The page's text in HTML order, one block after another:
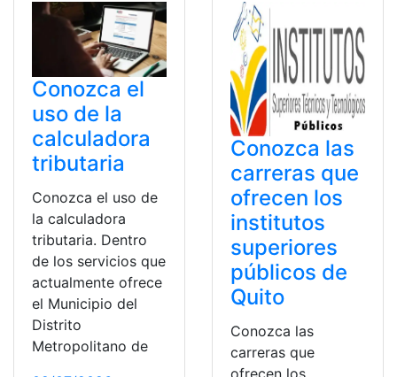
Conozca el
uso de la
calculadora
tributaria
Conozca el uso de
la calculadora
tributaria. Dentro
de los servicios que
actualmente ofrece
el Municipio del
Distrito
Metropolitano de
Conozca las
carreras que
ofrecen los
institutos
superiores
públicos de
Quito
Conozca las
carreras que
ofrecen los